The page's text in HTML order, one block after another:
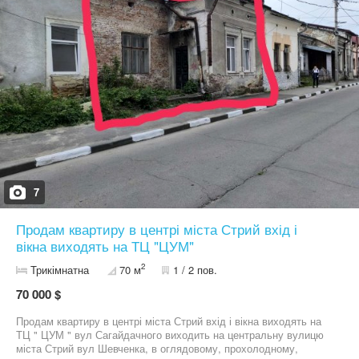
сторін металопалстикові вікна, зроблено штукатурку всіх стін,
залито бетонні сходи, встанновлено електропроводку та
радіатори опалення, виконано сантехнічні роботи!
Елетроенергія, водопостачання та водовідведення пристунє.
Центр міста, розташування у дворі, віддалено від проїздної
частини додає певного затишку. Телефонуйте прямо зараз, щоб
оглянути в зручний для Вас час) Якщо у Вас є своя
нерухомість, яку ви хочете продати або здати, допоможемо)))
О93 447 977S Viber О97 6І2 І9ІО З Повагою Ваш ріелтор Ігор
Малий)
7
Продам квартиру в центрі міста Стрий вхід і
вікна виходять на ТЦ "ЦУМ"
Трикімнатна 70 м2 1 / 2 пов.
70 000 $
Продам квартиру в центрі міста Стрий вхід і вікна виходять на
ТЦ " ЦУМ " вул Сагайдачного виходить на центральну вулицю
міста Стрий вул Шевченка, в оглядовому, прохолодному,